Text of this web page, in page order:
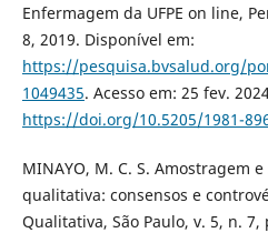
Enfermagem da UFPE on line,
8, 2019. Disponível em:
https://pesquisa.bvsalud.org/
1049435. Acesso em: 25 fev.
https://doi.org/10.5205/1981-
MINAYO, M. C. S. Amostragem
qualitativa: consensos e
Qualitativa, São Paulo, v. 5, n. 7,